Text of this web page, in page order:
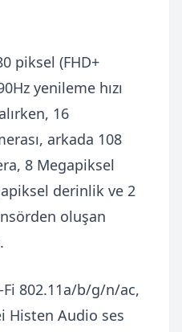
piksel (FHD+
yenileme hızı
16
arkada 108
8 Megapiksel
derinlik ve 2
oluşan
802.11a/b/g/n/ac,
Histen Audio ses